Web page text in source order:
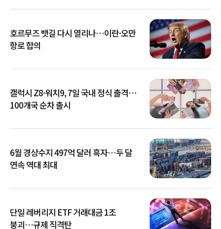
호르무즈 뱃길 다시 열리나…이란·오만
항로 합의
갤럭시 Z8·워치9, 7일 국내 정식 출격…
100개국 순차 출시
6월 경상수지 497억 달러 흑자…두 달
연속 역대 최대
단일 레버리지 ETF 거래대금 1조
붕괴…규제 직격탄